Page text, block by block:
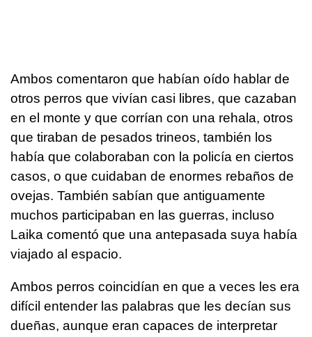
Ambos comentaron que habían oído hablar de
otros perros que vivían casi libres, que cazaban
en el monte y que corrían con una rehala, otros
que tiraban de pesados trineos, también los
había que colaboraban con la policía en ciertos
casos, o que cuidaban de enormes rebaños de
ovejas. También sabían que antiguamente
muchos participaban en las guerras, incluso
Laika comentó que una antepasada suya había
viajado al espacio.
Ambos perros coincidían en que a veces les era
difícil entender las palabras que les decían sus
dueñas, aunque eran capaces de interpretar